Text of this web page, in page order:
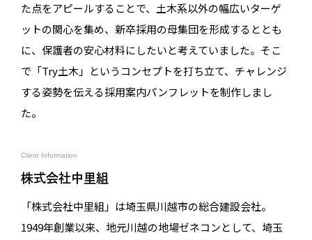
た点をアピールすることで、土木系以外の幅広いターゲ
ットの関心を集め、新卒採用の母集団を形成するととも
に、保護者の安心材料にしたいと考えていました。そこ
で「Try土木」というコンセプトを打ち立て、チャレンジ
する姿勢を伝える採用案内パンフレットを制作しまし
た。
Client Information
株式会社中里組
「株式会社中里組」は埼玉県川越市の総合建設会社。
1949年創業以来、地元川越の地場ゼネコンとして、埼玉